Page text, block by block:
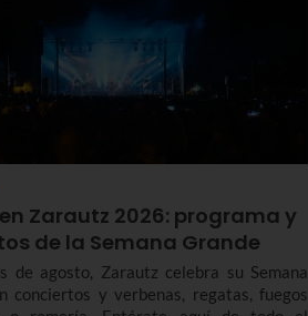
Zarautz 2026: programa y
de la Semana Grande
de agosto, Zarautz celebra su Semana
conciertos y verbenas, regatas, fuegos